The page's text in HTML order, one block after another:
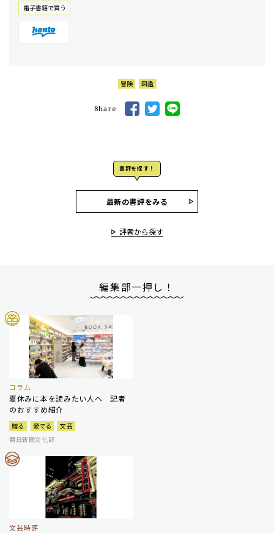
電⼦書籍で買う
冒険 図鑑
Share
書評を探す！
最新の書評をみる
評者から探す
編集部一押し！
コラム
夏休みに本を読みたい人へ 記者
のおすすめ紹介
贈る 愛でる
文芸
朝日新聞文化部
文芸時評